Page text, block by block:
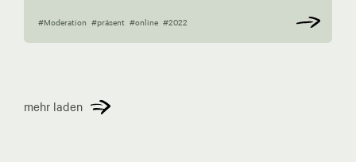
#Moderation #präsent #online #2022
mehr laden